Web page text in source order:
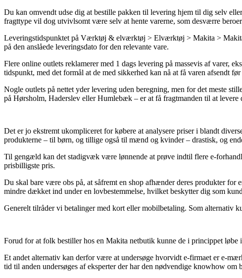
Du kan omvendt udse dig at bestille pakken til levering hjem til dig selv
fragttype vil dog utvivlsomt være selv at hente varerne, som desværre
Leveringstidspunktet på Værktøj & elværktøj > Elværktøj > Makita > Makita
på den anslåede leveringsdato for den relevante vare.
Flere online outlets reklamerer med 1 dags levering på massevis af varer,
tidspunkt, med det formål at de med sikkerhed kan nå at få varen afsendt før
Nogle outlets på nettet yder levering uden beregning, men for det meste
på Hørsholm, Haderslev eller Humlebæk – er at få fragtmanden til at levere
Det er jo ekstremt ukompliceret for købere at analysere priser i blandt
produkterne – til børn, og tillige også til mænd og kvinder – drastisk, og
Til gengæld kan det stadigvæk være lønnende at prøve indtil flere e-
prisbilligste pris.
Du skal bare være obs på, at såfremt en shop afhænder deres produkter
mindre dækket ind under en lovbestemmelse, hvilket beskytter dig som
Generelt tilråder vi betalinger med kort eller mobilbetaling. Som alternativ
Forud for at folk bestiller hos en Makita netbutik kunne de i princippet
Et andet alternativ kan derfor være at undersøge hvorvidt e-firmaet er e-
tid til anden undersøges af eksperter der har den nødvendige knowhow